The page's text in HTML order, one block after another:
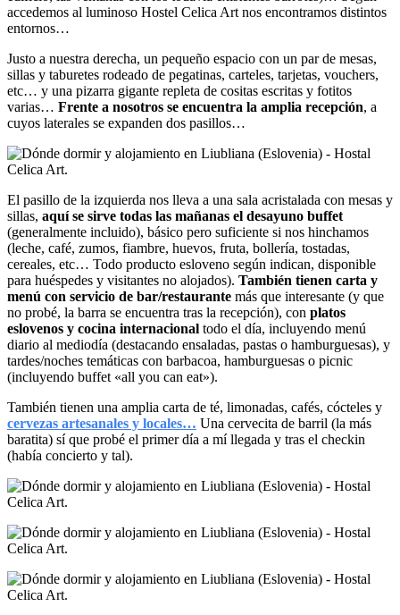
accedemos al luminoso Hostel Celica Art nos encontramos distintos
entornos…
Justo a nuestra derecha, un pequeño espacio con un par de mesas,
sillas y taburetes rodeado de pegatinas, carteles, tarjetas, vouchers,
etc… y una pizarra gigante repleta de cositas escritas y fotitos
varias… Frente a nosotros se encuentra la amplia recepción, a
cuyos laterales se expanden dos pasillos…
El pasillo de la izquierda nos lleva a una sala acristalada con mesas y
sillas, aquí se sirve todas las mañanas el desayuno buffet
(generalmente incluido), básico pero suficiente si nos hinchamos
(leche, café, zumos, fiambre, huevos, fruta, bollería, tostadas,
cereales, etc… Todo producto esloveno según indican, disponible
para huéspedes y visitantes no alojados). También tienen carta y
menú con servicio de bar/restaurante más que interesante (y que
no probé, la barra se encuentra tras la recepción), con platos
eslovenos y cocina internacional todo el día, incluyendo menú
diario al mediodía (destacando ensaladas, pastas o hamburguesas), y
tardes/noches temáticas con barbacoa, hamburguesas o picnic
(incluyendo buffet «all you can eat»).
También tienen una amplia carta de té, limonadas, cafés, cócteles y
cervezas artesanales y locales… Una cervecita de barril (la más
baratita) sí que probé el primer día a mí llegada y tras el checkin
(había concierto y tal).